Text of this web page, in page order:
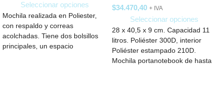
Seleccionar opciones
Mochila realizada en Poliester,
con respaldo y correas
acolchadas. Tiene dos bolsillos
principales, un espacio
$34.470,40 + IVA
Seleccionar opciones
28 x 40,5 x 9 cm. Capacidad 11
litros. Poliéster 300D, interior
Poliéster estampado 210D.
Mochila portanotebook de hasta